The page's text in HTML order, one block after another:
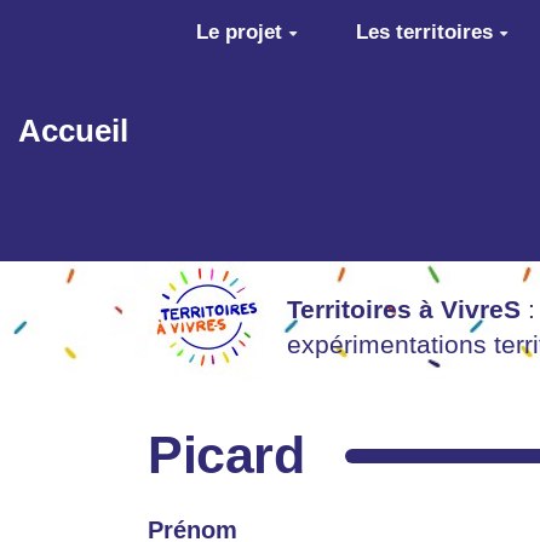
Aller au contenu principal
Accueil
Le projet Les territoires
Territoires à VivreS :
expérimentations
Picard
Prénom